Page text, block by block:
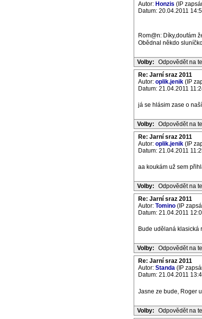
Autor: Honzis (IP
Datum: 20.04.2011
Rom@n: Díky,doufám
Obědnal někdo
Volby: Odpovědět na
Re: Jarní sraz 2011
Autor: oplik.jenik (IP
Datum: 21.04.2011
já se hlásim zase o
Volby: Odpovědět na
Re: Jarní sraz 2011
Autor: oplik.jenik (IP
Datum: 21.04.2011
aa koukám už sem
Volby: Odpovědět na
Re: Jarní sraz 2011
Autor: Tomino (IP
Datum: 21.04.2011
Bude udělaná klasická
Volby: Odpovědět na
Re: Jarní sraz 2011
Autor: Standa (IP
Datum: 21.04.2011
Jasne ze bude, Roger
Volby: Odpovědět na